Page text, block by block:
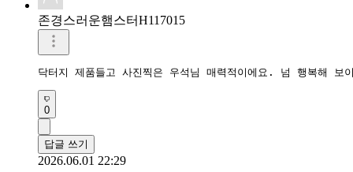
존경스러운햄스터H117015
닥터지 제품들고 사진찍은 우석님 매력적이에요. 넘 행복해 보
0
답글 쓰기
2026.06.01 22:29